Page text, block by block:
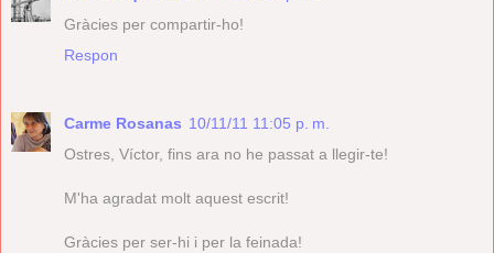
Gràcies per compartir-ho!
Respon
Carme Rosanas 10/11/11 11:05 p. m.
Ostres, Víctor, fins ara no he passat a llegir-te!
M'ha agradat molt aquest escrit!
Gràcies per ser-hi i per la feinada!